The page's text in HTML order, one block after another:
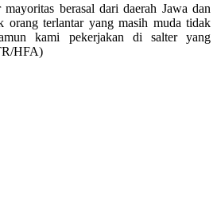
mayoritas berasal dari daerah Jawa dan
orang terlantar yang masih muda tidak
kami pekerjakan di salter yang
HFA)